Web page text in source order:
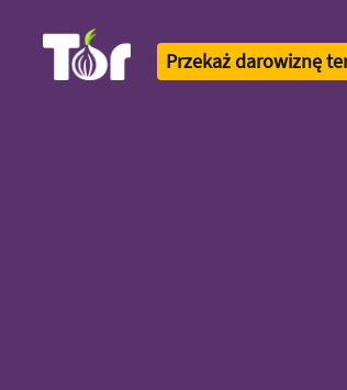
Przekaż darowiznę